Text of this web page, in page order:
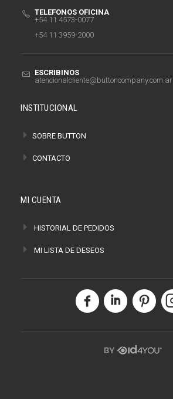
TELEFONOS OFICINA
+54 11 4573-0077
+54 11 3959-2000
ESCRIBINOS
atencionalcliente@buttoncompany.com.ar
INSTITUCIONAL
SOBRE BUTTON
CONTACTO
MI CUENTA
HISTORIAL DE PEDIDOS
MI LISTA DE DESEOS